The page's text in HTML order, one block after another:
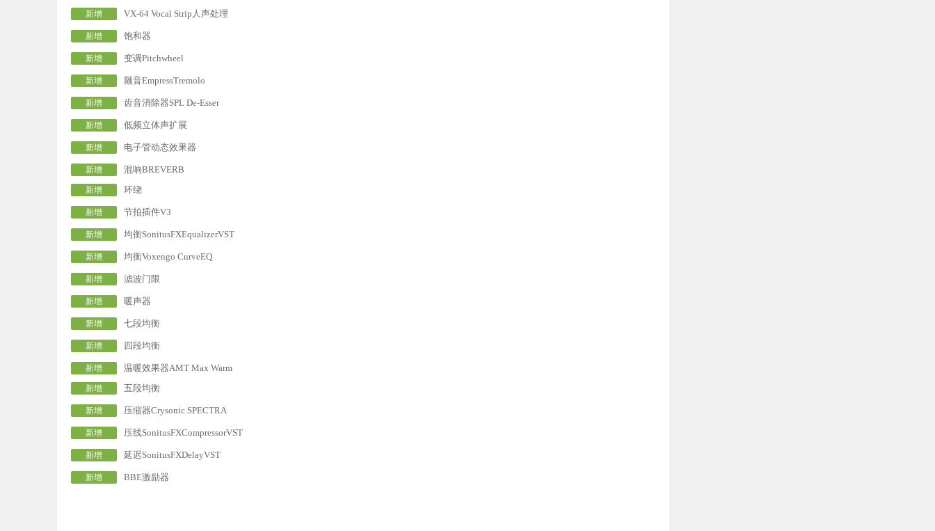
新增 VX-64 Vocal Strip人声处理
新增 饱和器
新增 变调Pitchwheel
新增 颤音EmpressTremolo
新增 齿音消除器SPL De-Esser
新增 低频立体声扩展
新增 电子管动态效果器
新增 混响BREVERB
新增 环绕
新增 节拍插件V3
新增 均衡SonitusFXEqualizerVST
新增 均衡Voxengo CurveEQ
新增 滤波门限
新增 暖声器
新增 七段均衡
新增 四段均衡
新增 温暖效果器AMT Max Warm
新增 五段均衡
新增 压缩器Crysonic.SPECTRA
新增 压线SonitusFXCompressorVST
新增 延迟SonitusFXDelayVST
新增 BBE激励器